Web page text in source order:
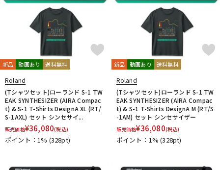
新品 動画あり 送料無料
Roland
(Tシャツセット)ローランド S-1 TW
EAK SYNTHESIZER (AIRA Compac
t) & S-1 T-Shirts DesignA XL (RT/
S-1AXL) セット シンセサイ...
販売価格¥36,080(税込)
ポイント：1% (328pt)
新品 動画あり 送料無料
Roland
(Tシャツセット)ローランド S-1 TW
EAK SYNTHESIZER (AIRA Compac
t) & S-1 T-Shirts DesignA M (RT/S
-1AM) セット シンセサイザー
販売価格¥36,080(税込)
ポイント：1%(328pt)